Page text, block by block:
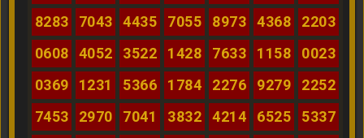
8283
7043 4435 7055 8973 4368
2203
0608
4052 3522 1428 7633 1158
0023
0369
1231 5366 1784 2276 9279
2252
7453
2970 7041 3832 4214 6525
5337